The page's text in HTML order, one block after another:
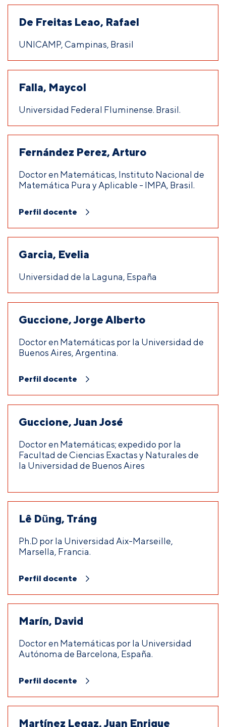
De Freitas Leao, Rafael
UNICAMP, Campinas, Brasil
Falla, Maycol
Universidad Federal Fluminense. Brasil.
Fernández Perez, Arturo
Doctor en Matemáticas, Instituto Nacional de
Matemática Pura y Aplicable - IMPA, Brasil.
Perfil docente
Garcia, Evelia
Universidad de la Laguna, España
Guccione, Jorge Alberto
Doctor en Matemáticas por la Universidad de
Buenos Aires, Argentina.
Perfil docente
Guccione, Juan José
Doctor en Matemáticas; expedido por la
Facultad de Ciencias Exactas y Naturales de
la Universidad de Buenos Aires
Lê Dũng, Tráng
Ph.D por la Universidad Aix-Marseille,
Marsella, Francia.
Perfil docente
Marín, David
Doctor en Matemáticas por la Universidad
Autónoma de Barcelona, España.
Perfil docente
Martínez Legaz, Juan Enrique